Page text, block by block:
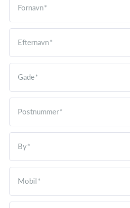
Fornavn
Efternavn
Gade
Postnummer
By
Mobil